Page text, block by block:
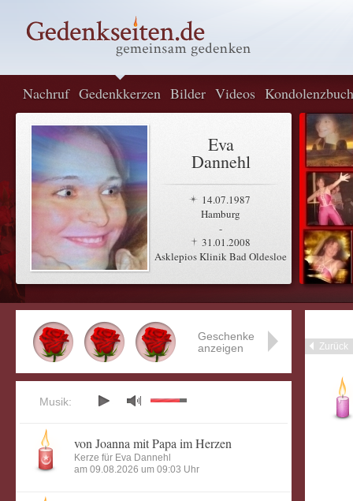
Nachruf Gedenkkerzen Bilder Videos Kondolenzbuch
Eva
Dannehl
14.07.1987
Hamburg
-
31.01.2008
Asklepios Klinik Bad Oldesloe
Zurück
Geschenke
anzeigen
Musik:
von Joanna mit Papa im Herzen
Kerze für Eva Dannehl
am 09.08.2026 um 09:03 Uhr